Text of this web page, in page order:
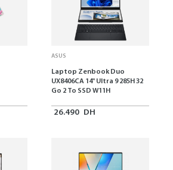
ASUS
Laptop Zenbook Duo
UX8406CA 14'' Ultra 9 285H 32
Go 2 To SSD W11H
26.490 DH